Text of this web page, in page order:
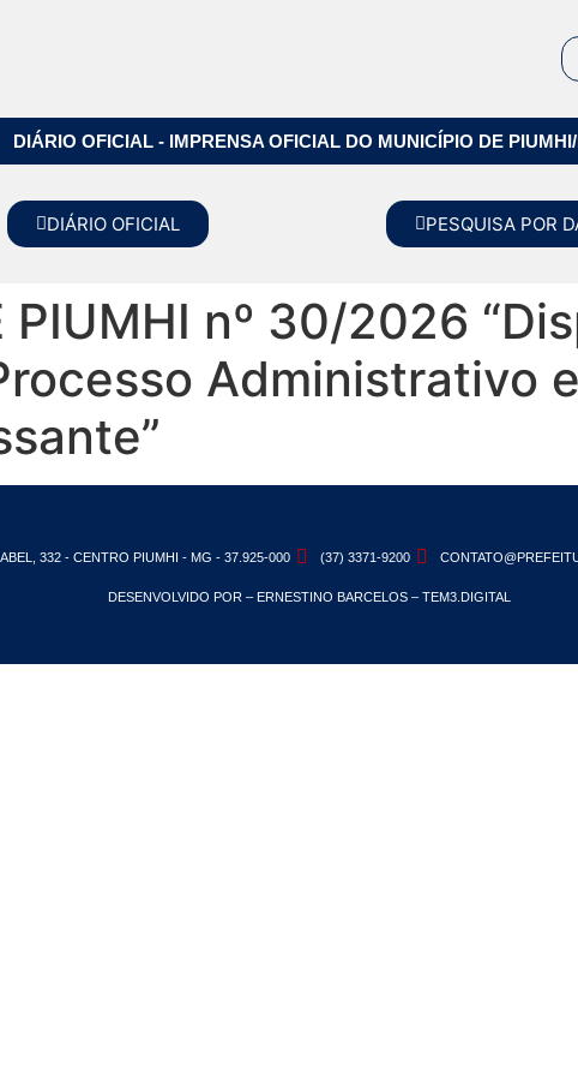
DIÁRIO OFICIAL - IMPRENSA OFICIAL DO MUNICÍPIO DE
DIÁRIO OFICIAL PESQUISA POR
PIUMHI nº 30/2026
Administrativo
ABEL, 332 - CENTRO PIUMHI - MG - 37.925-000 (37) 3371-9200
DESENVOLVIDO POR – ERNESTINO BARCELOS – TEM3.DIGITAL